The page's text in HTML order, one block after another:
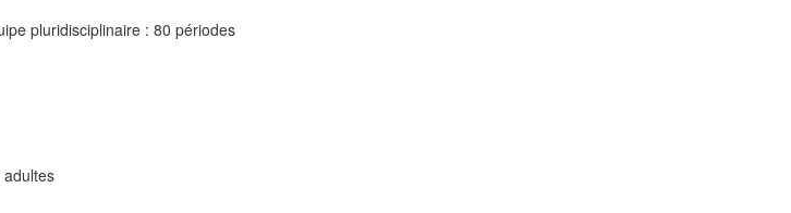
pluridisciplinaire : 80 périodes